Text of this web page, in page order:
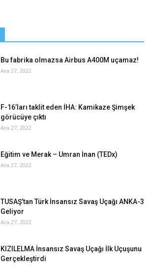
Bu fabrika olmazsa Airbus A400M uçamaz!
Ara 27, 2022
F-16’ları taklit eden İHA: Kamikaze Şimşek
görücüye çıktı
Ara 27, 2022
Eğitim ve Merak – Umran İnan (TEDx)
Ara 27, 2022
TUSAŞ’tan Türk İnsansız Savaş Uçağı ANKA-3
Geliyor
Ara 27, 2022
KIZILELMA İnsansız Savaş Uçağı İlk Uçuşunu
Gerçekleştirdi